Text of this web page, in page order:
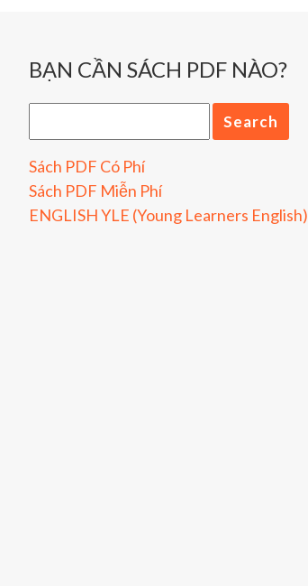
BẠN CẦN SÁCH PDF NÀO?
Sách PDF Có Phí
Sách PDF Miễn Phí
ENGLISH YLE (Young Learners English)